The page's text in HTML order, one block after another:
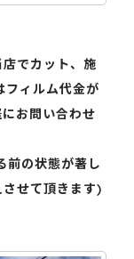
でカット、施
フィルム代金が
お問い合わせ
前の状態が著し
せて頂きます)